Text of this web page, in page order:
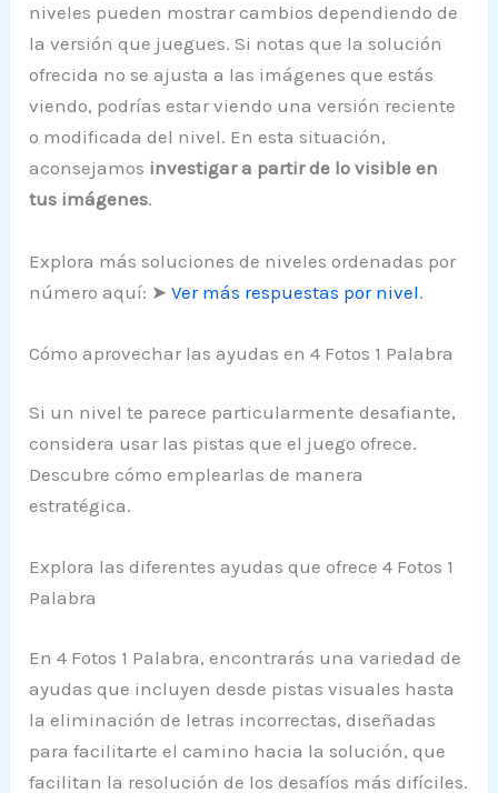
niveles pueden mostrar cambios dependiendo de
la versión que juegues. Si notas que la solución
ofrecida no se ajusta a las imágenes que estás
viendo, podrías estar viendo una versión reciente
o modificada del nivel. En esta situación,
aconsejamos investigar a partir de lo visible en
tus imágenes.
Explora más soluciones de niveles ordenadas por
número aquí: ➤Ver más respuestas por nivel.
Cómo aprovechar las ayudas en 4 Fotos 1 Palabra
Si un nivel te parece particularmente desafiante,
considera usar las pistas que el juego ofrece.
Descubre cómo emplearlas de manera
estratégica.
Explora las diferentes ayudas que ofrece 4 Fotos 1
Palabra
En 4 Fotos 1 Palabra, encontrarás una variedad de
ayudas que incluyen desde pistas visuales hasta
la eliminación de letras incorrectas, diseñadas
para facilitarte el camino hacia la solución, que
facilitan la resolución de los desafíos más difíciles.